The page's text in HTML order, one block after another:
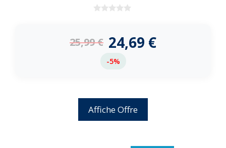
5
25,99€ 24,69 €
-5%
Affiche Offre